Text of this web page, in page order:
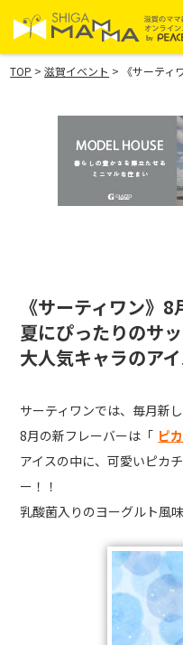
TOP >滋賀イベント > 《サーテ
《サーティワン》
夏にぴったりのサ
大人気キャラのア
サーティワンでは、毎月新
8月の新フレーバーは「 ピ
アイスの中に、可愛いピカ
ー！！
乳酸菌入りのヨーグルト風